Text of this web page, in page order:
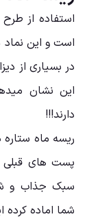
استفاده از
است و این نماد
در بسیاری از
این نشان
دارند!!!
ریسه ماه
پست های قبلی
سبک جذاب و
شما اماده کرده